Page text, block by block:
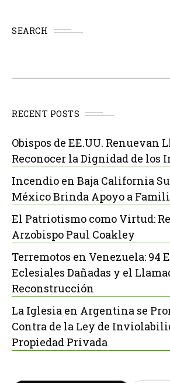
SEARCH
RECENT POSTS
Obispos de EE.UU. Renuevan
Reconocer la Dignidad de los
Incendio en Baja California
México Brinda Apoyo a
El Patriotismo como Virtud:
Arzobispo Paul Coakley
Terremotos en Venezuela: 94
Eclesiales Dañadas y el
Reconstrucción
La Iglesia en Argentina se
Contra de la Ley de
Propiedad Privada